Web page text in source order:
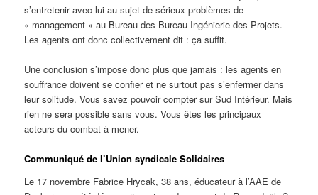
s’entretenir avec lui au sujet de sérieux problèmes de
« management » au Bureau des Bureau Ingénierie des Projets.
Les agents ont donc collectivement dit : ça suffit.
Une conclusion s’impose donc plus que jamais : les agents en
souffrance doivent se confier et ne surtout pas s’enfermer dans
leur solitude. Vous savez pouvoir compter sur Sud Intérieur. Mais
rien ne sera possible sans vous. Vous êtes les principaux
acteurs du combat à mener.
Communiqué de l’Union syndicale Solidaires
Le 17 novembre Fabrice Hrycak, 38 ans, éducateur à l’AAE de